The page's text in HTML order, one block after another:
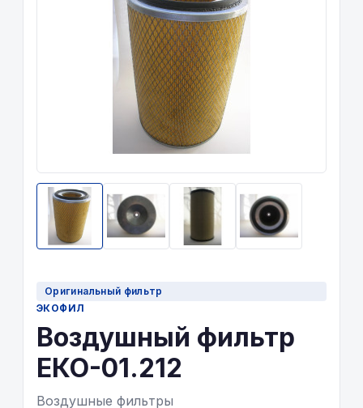
Оригинальный фильтр
ЭКОФИЛ
Воздушный фильтр
ЕКО-01.212
Воздушные фильтры